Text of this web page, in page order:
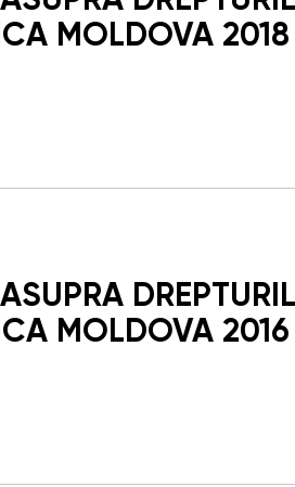
MOLDOVA 2018
MOLDOVA 2016